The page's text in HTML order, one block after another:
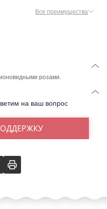
Все преимущества
розами.
на ваш вопрос